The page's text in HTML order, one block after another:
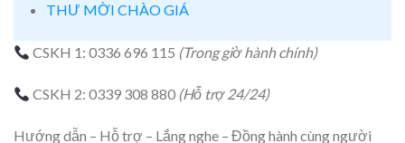
THƯ MỜI CHÀO GIÁ
CSKH 1: 0336 696 115 (Trong giờ hành chính)
CSKH 2: 0339 308 880 (Hỗ trợ 24/24)
Hướng dẫn – Hỗ trợ – Lắng nghe – Đồng hành cùng người